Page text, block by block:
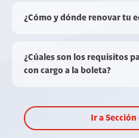
¿Cómo y dónde renovar tu
¿Cúales son los requisitos
con cargo a la boleta?
Ir a